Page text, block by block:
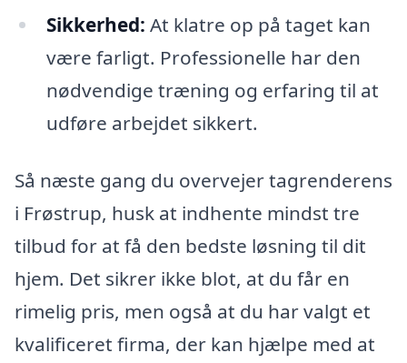
Sikkerhed: At klatre op på taget kan
være farligt. Professionelle har den
nødvendige træning og erfaring til at
udføre arbejdet sikkert.
Så næste gang du overvejer tagrenderens
i Frøstrup, husk at indhente mindst tre
tilbud for at få den bedste løsning til dit
hjem. Det sikrer ikke blot, at du får en
rimelig pris, men også at du har valgt et
kvalificeret firma, der kan hjælpe med at